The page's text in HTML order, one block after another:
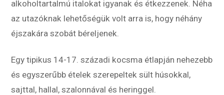
alkoholtartalmú italokat igyanak és étkezzenek. Néha
az utazóknak lehetőségük volt arra is, hogy néhány
éjszakára szobát béreljenek.
Egy tipikus 14-17. századi kocsma étlapján nehezebb
és egyszerűbb ételek szerepeltek sült húsokkal,
sajttal, hallal, szalonnával és heringgel.